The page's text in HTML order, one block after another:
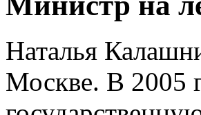
Наталья
Москве. В 2005